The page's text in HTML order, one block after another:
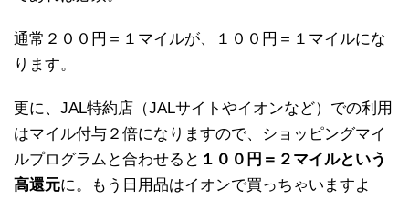
通常２００円＝１マイルが、１００円＝１マイルにな
ります。
更に、JAL特約店（JALサイトやイオンなど）での利用
はマイル付与２倍になりますので、ショッピングマイ
ルプログラムと合わせると １００円＝２マイルという
高還元に。もう日用品はイオンで買っちゃいますよ